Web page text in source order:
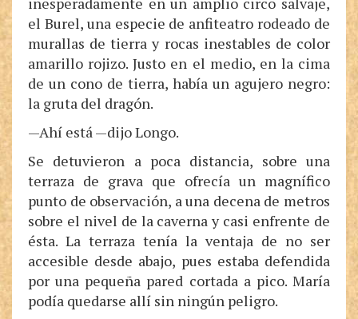
el Burel, una especie de anfiteatro rodeado de
murallas de tierra y rocas inestables de color
amarillo rojizo. Justo en el medio, en la cima
de un cono de tierra, había un agujero negro:
la gruta del dragón.
—Ahí está —dijo Longo.
Se detuvieron a poca distancia, sobre una
terraza de grava que ofrecía un magnífico
punto de observación, a una decena de metros
sobre el nivel de la caverna y casi enfrente de
ésta. La terraza tenía la ventaja de no ser
accesible desde abajo, pues estaba defendida
por una pequeña pared cortada a pico. María
podía quedarse allí sin ningún peligro.